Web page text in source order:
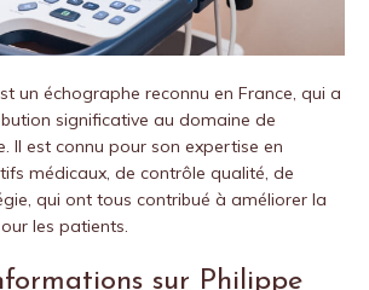
un échographe reconnu en France, qui a
significative au domaine de
Il est connu pour son expertise en
médicaux, de contrôle qualité, de
qui ont tous contribué à améliorer la
les patients.
sur Philippe